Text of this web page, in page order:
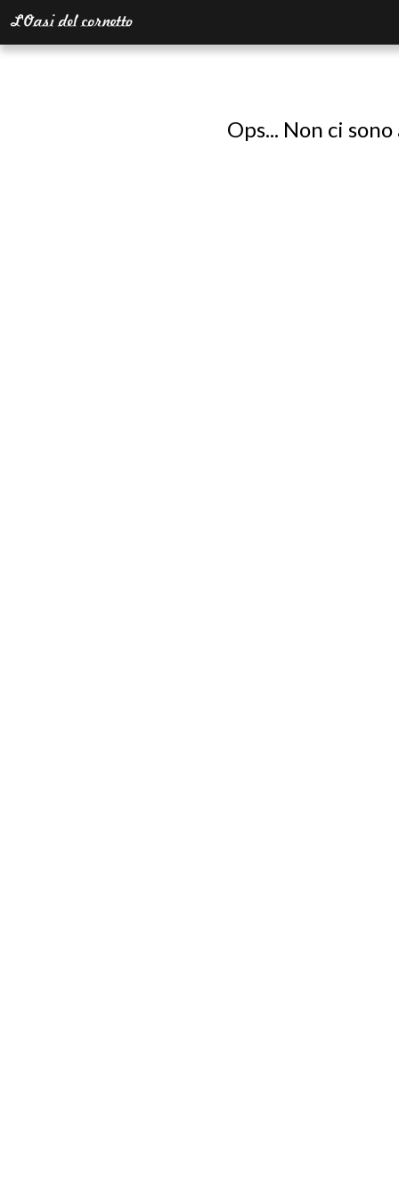
Ops... Non ci